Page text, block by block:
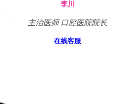
李川
主治医师 口腔医院院长
在线客服